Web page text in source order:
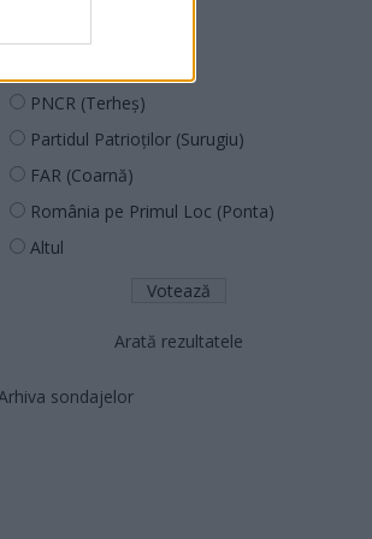
PNCR (Terheș)
Partidul Patrioților (Surugiu)
FAR (Coarnă)
România pe Primul Loc (Ponta)
Altul
Arată rezultatele
sondajelor